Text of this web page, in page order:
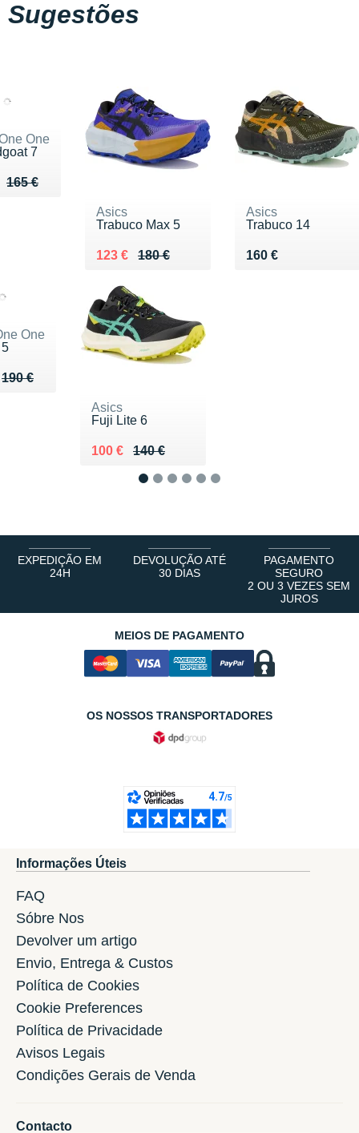
Sugestões
One
7
165 €
de 165 €
120 €
Asics
Trabuco Max 5
180 €
Au lieu de 180 €
123 €
Vendu 123 €
Asics
Trabuco 14
160 €
Vendu 160 €
One
190 €190 €
€
Asics
Fuji Lite 6
140 €
Au lieu de 140 €
100 €
Vendu 100 €
EXPEDIÇÃO EM
24H
DEVOLUÇÃO ATÉ
30 DIAS
PAGAMENTO
SEGURO
2 OU 3 VEZES SEM
JUROS
MEIOS DE PAGAMENTO
OS NOSSOS TRANSPORTADORES
Informações Úteis
FAQ
Sóbre Nos
Devolver um artigo
Envio, Entrega & Custos
Política de Cookies
Cookie Preferences
Política de Privacidade
Avisos Legais
Condições Gerais de Venda
Contacto